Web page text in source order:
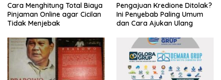
Cara Menghitung Total Biaya
Pinjaman Online agar Cicilan
Tidak Menjebak
Pengajuan Kredione Ditolak?
Ini Penyebab Paling Umum
dan Cara Ajukan Ulang